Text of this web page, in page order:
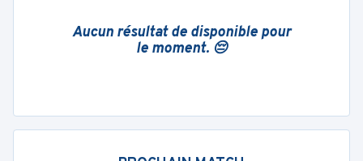
Aucun résultat de disponible pour
le moment. 😔